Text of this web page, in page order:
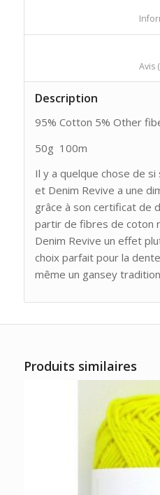
Description
95% Cotton 5% Other
50g 100m
Il y a quelque chose de
et Denim Revive a une
grâce à son certificat de
partir de fibres de coton
Denim Revive un effet
choix parfait pour la
même un gansey
Produits similaires